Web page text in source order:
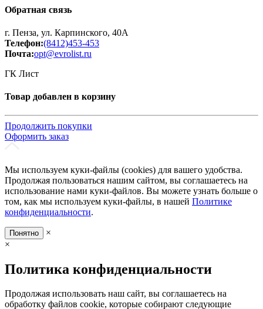
Обратная связь
г. Пенза, ул. Карпинского, 40А
Телефон:(8412)453-453
Почта:opt@evrolist.ru
ГК Лист
Товар добавлен в корзину
Продолжить покупки
Оформить заказ
Мы используем куки-файлы (cookies) для вашего удобства.
Продолжая пользоваться нашим сайтом, вы соглашаетесь на
использование нами куки-файлов. Вы можете узнать больше о
том, как мы используем куки-файлы, в нашей Политике
конфиденциальности.
Понятно
×
×
Политика конфиденциальности
Продолжая использовать наш сайт, вы соглашаетесь на
обработку файлов cookie, которые собирают следующие